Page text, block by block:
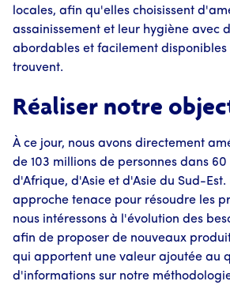
locales, afin qu'elles choisissent
assainissement et leur hygiène avec
abordables et facilement disponibles
trouvent.
Réaliser notre
À ce jour, nous avons directement
de 103 millions de personnes dans
d'Afrique, d'Asie et d'Asie du Sud-
approche tenace pour résoudre les
nous intéressons à l'évolution des
afin de proposer de nouveaux
qui apportent une valeur ajoutée au
d'informations sur notre